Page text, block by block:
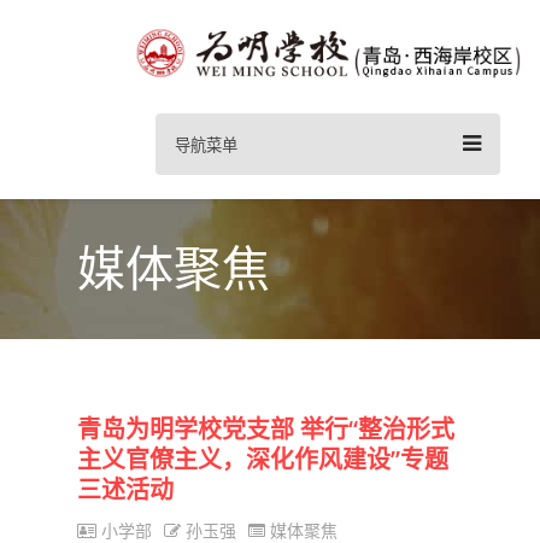
导航菜单
媒体聚焦
青岛为明学校党支部 举行“整治形式
主义官僚主义，深化作风建设”专题
三述活动
小学部 孙玉强 媒体聚焦